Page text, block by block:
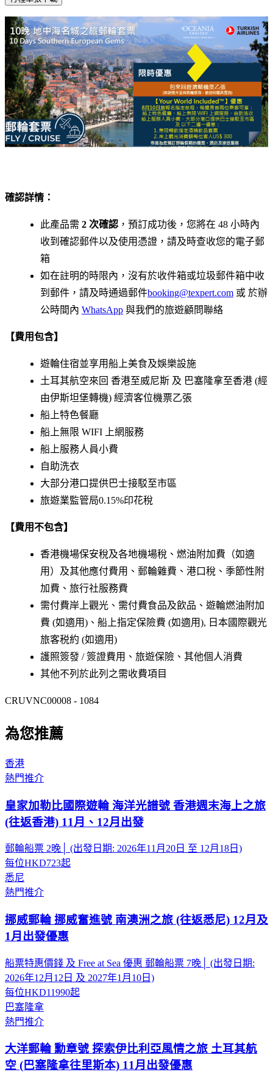
確認詳情：
此產品需 2 次確認 ，預訂成功後，您將在 48 小時內
收到確認郵件以及使用憑證，請及時查收您的電子郵
箱
如在註明的時限內，沒有於收件箱或垃圾郵件箱中收
到郵件，請及時通過郵件booking@texpert.com 或 於辦
公時間內 WhatsApp 與我們的旅遊顧問聯絡
【費用包含】
遊輪住宿並享用船上美食及娛樂設施
土耳其航空來回 香港至威尼斯 及 巴塞隆拿至香港 (經
由伊斯坦堡轉機) 經濟客位機票乙張
船上特色餐廳
船上無限 WIFI 上網服務
船上服務人員小費
自助洗衣
大部分港口提供巴士接駁至市區
旅遊業監管局0.15%印花稅
【費用不包含】
香港機場保安稅及各地機場稅、燃油附加費（如適
用）及其他應付費用、郵輪雜費、港口稅、季節性附
加費、旅行社服務費
需付費岸上觀光、需付費食品及飲品、遊輪燃油附加
費 (如適用)、船上指定保險費 (如適用), 日本國際觀光
旅客税約 (如適用)
護照簽發 / 簽證費用、旅遊保險、其他個人消費
其他不列於此列之需收費項目
CRUVNC00008 - 1084
為您推薦
香港
熱門推介
皇家加勒比國際遊輪 海洋光譜號 香港週末海上之旅
(往返香港) 11月、12月出發
郵輪船票 2晚│ (出發日期: 2026年11月20日 至 12月18日)
每位HKD723起
悉尼
熱門推介
挪威郵輪 挪威奮進號 南澳洲之旅 (往返悉尼) 12月及
1月出發優惠
船票特惠價錢 及 Free at Sea 優惠 郵輪船票 7晚│ (出發日期:
2026年12月12日 及 2027年1月10日)
每位HKD11990起
巴塞隆拿
熱門推介
大洋郵輪 勳章號 探索伊比利亞風情之旅 土耳其航
空 (巴塞隆拿往里斯本) 11月出發優惠